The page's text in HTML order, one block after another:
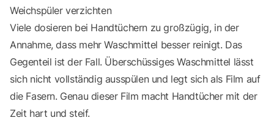
Weichspüler verzichten
Viele dosieren bei Handtüchern zu großzügig, in der
Annahme, dass mehr Waschmittel besser reinigt. Das
Gegenteil ist der Fall. Überschüssiges Waschmittel lässt
sich nicht vollständig ausspülen und legt sich als Film auf
die Fasern. Genau dieser Film macht Handtücher mit der
Zeit hart und steif.